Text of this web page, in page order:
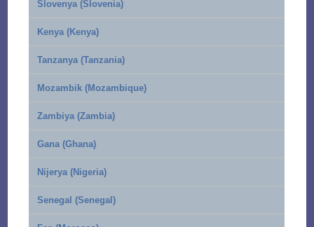
Slovenya (Slovenia)
Kenya (Kenya)
Tanzanya (Tanzania)
Mozambik (Mozambique)
Zambiya (Zambia)
Gana (Ghana)
Nijerya (Nigeria)
Senegal (Senegal)